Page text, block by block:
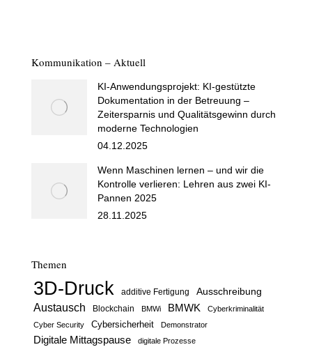
Kommunikation – Aktuell
KI-Anwendungsprojekt: KI-gestützte
Dokumentation in der Betreuung –
Zeitersparnis und Qualitätsgewinn durch
moderne Technologien
04.12.2025
Wenn Maschinen lernen – und wir die
Kontrolle verlieren: Lehren aus zwei KI-
Pannen 2025
28.11.2025
Themen
3D-Druck additive Fertigung Ausschreibung
Austausch Blockchain BMWi BMWK
Cyberkriminalität
Cyber Security
Cybersicherheit Demonstrator
Digitale Mittagspause digitale Prozesse